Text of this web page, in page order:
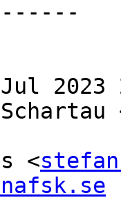
2023
<